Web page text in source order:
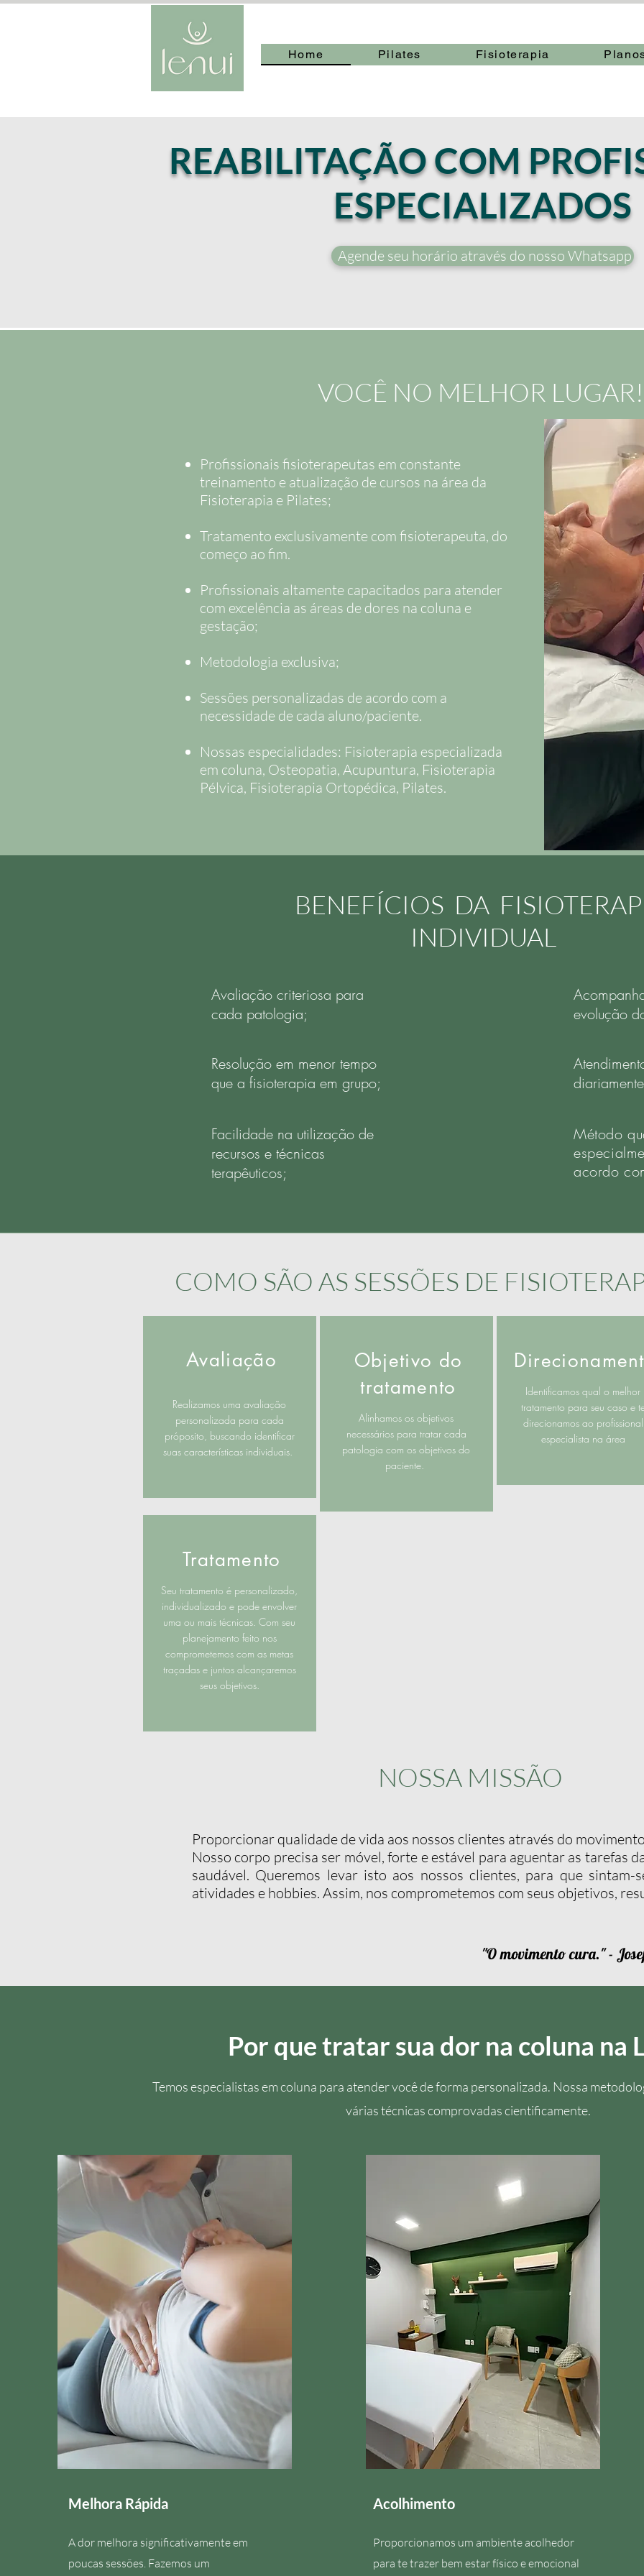
Home Pilates Fisioterapia
REABILITAÇÃO COM
ESPECIALIZADOS
Agende seu horário através do nosso Whatsapp
VOCÊ NO MELHOR LUGAR!
Profissionais fisioterapeutas em constante
treinamento e atualização de cursos na área da
Fisioterapia e Pilates​;
Tratamento exclusivamente com fisioterapeuta, do
começo ao fim.
Profissionais altamente capacitados para atender
com excelência as áreas de dores na coluna e
gestação;
Metodologia exclusiva;
Sessões personalizadas de acordo com a
necessidade de cada aluno/paciente.
Nossas especialidades: Fisioterapia especializada
em coluna, Osteopatia, Acupuntura, Fisioterapia
Pélvica, Fisioterapia Ortopédica, Pilates.
BENEFÍCIOS DA
INDIVIDUAL
Avaliação criteriosa para
cada patologia;
Resolução em menor tempo
que a fisioterapia em grupo;
Facilidade na utilização de
recursos e técnicas
terapêuticos;
evolução
Método
acordo
COMO SÃO AS SESSÕES DE
Avaliação
Realizamos uma avaliação
personalizada para cada
próposito, buscando identificar
suas características individuais.
Objetivo do
tratamento
Alinhamos os objetivos
necessários para tratar cada
patologia com os objetivos do
paciente.
Identificamos qual o melhor
tratamento para seu caso e
direcionamos ao profissional
especialista na área
Tratamento
Seu tratamento é personalizado,
individualizado e pode envolver
uma ou mais técnicas. Com seu
planejamento feito nos
comprometemos com as metas
traçadas e juntos alcançaremos
seus objetivos.
NOSSA MISSÃO
Proporcionar qualidade de vida aos nossos clientes através do
Nosso corpo precisa ser móvel, forte e estável para aguentar as tarefas
saudável. Queremos levar isto aos nossos clientes, para que sintam-
atividades e hobbies. Assim, nos comprometemos com seus objetivos,
"O movimento cura." -
Por que tratar sua dor na coluna na
Temos especialistas em coluna para atender você de forma personalizada. Nossa
várias técnicas comprovadas cientificamente.
Melhora Rápida
A dor melhora significativamente em
poucas sessões. Fazemos um
Acolhimento
Proporcionamos um ambiente acolhedor
para te trazer bem estar físico e emocional